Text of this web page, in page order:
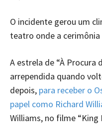
O incidente gerou um
teatro onde a
A estrela de “À Procura
arrependida quando
depois, para receber o
papel como Richard
Williams, no filme “King